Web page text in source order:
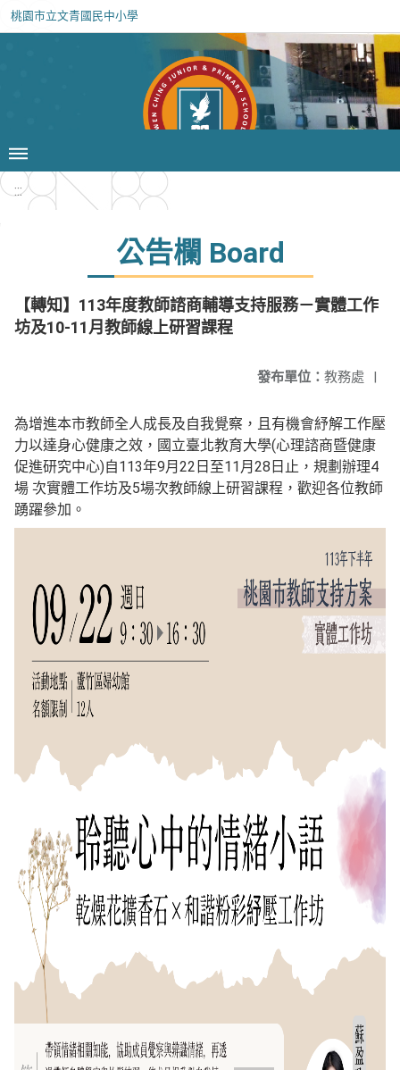
桃園市立文青國民中小學
:::
公告欄 Board
【轉知】113年度教師諮商輔導支持服務－實體工作
坊及10-11月教師線上研習課程
發布單位： 教務處 |
為增進本市教師全人成長及自我覺察，且有機會紓解工作壓
力以達身心健康之效，國立臺北教育大學(心理諮商暨健康
促進研究中心)自113年9月22日至11月28日止，規劃辦理4
場 次實體工作坊及5場次教師線上研習課程，歡迎各位教師
踴躍參加。